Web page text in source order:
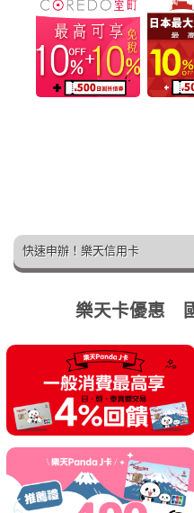
快速申辦！樂天信用卡
樂天卡優惠